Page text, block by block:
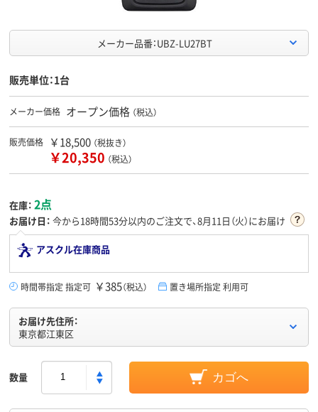
メーカー品番：UBZ-LU27BT
販売単位：1台
メーカー価格 オープン価格 （税込）
販売価格 ￥18,500 （税抜き）
￥20,350 （税込）
在庫： 2点
お届け日： 今から18時間53分以内のご注文で、8月11日（火）にお届け
アスクル在庫商品
時間帯指定 指定可 ￥385（税込） 置き場所指定 利用可
お届け先住所：
東京都江東区
数量 カゴへ